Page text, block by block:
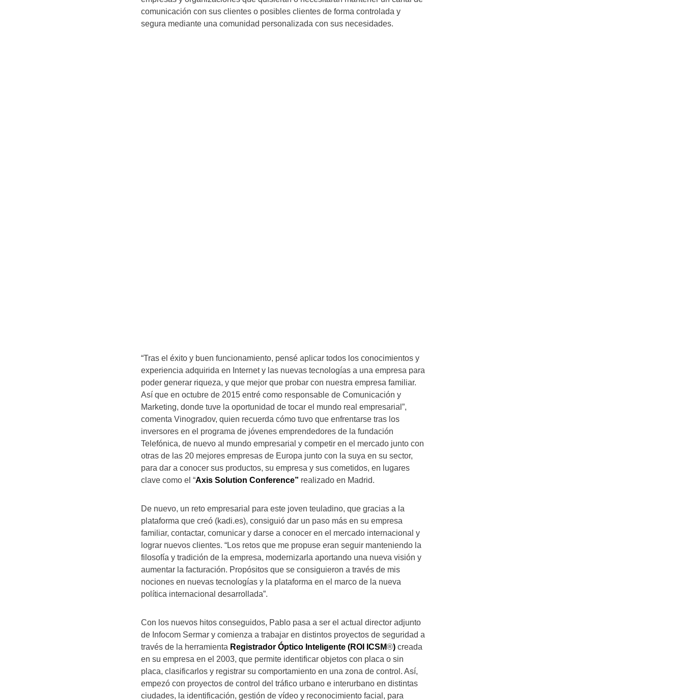
comunicación con sus clientes o posibles clientes de forma controlada y
segura mediante una comunidad personalizada con sus necesidades.
“Tras el éxito y buen funcionamiento, pensé aplicar todos los conocimientos y
experiencia adquirida en Internet y las nuevas tecnologías a una empresa para
poder generar riqueza, y que mejor que probar con nuestra empresa familiar.
Así que en octubre de 2015 entré como responsable de Comunicación y
Marketing, donde tuve la oportunidad de tocar el mundo real empresarial”,
comenta Vinogradov, quien recuerda cómo tuvo que enfrentarse tras los
inversores en el programa de jóvenes emprendedores de la fundación
Telefónica, de nuevo al mundo empresarial y competir en el mercado junto con
otras de las 20 mejores empresas de Europa junto con la suya en su sector,
para dar a conocer sus productos, su empresa y sus cometidos, en lugares
clave como el “Axis Solution Conference” realizado en Madrid.
De nuevo, un reto empresarial para este joven teuladino, que gracias a la
plataforma que creó (kadi.es), consiguió dar un paso más en su empresa
familiar, contactar, comunicar y darse a conocer en el mercado internacional y
lograr nuevos clientes. “Los retos que me propuse eran seguir manteniendo la
filosofía y tradición de la empresa, modernizarla aportando una nueva visión y
aumentar la facturación. Propósitos que se consiguieron a través de mis
nociones en nuevas tecnologías y la plataforma en el marco de la nueva
política internacional desarrollada”.
Con los nuevos hitos conseguidos, Pablo pasa a ser el actual director adjunto
de Infocom Sermar y comienza a trabajar en distintos proyectos de seguridad a
través de la herramienta Registrador Óptico Inteligente (ROI ICSM®) creada
en su empresa en el 2003, que permite identificar objetos con placa o sin
placa, clasificarlos y registrar su comportamiento en una zona de control. Así,
empezó con proyectos de control del tráfico urbano e interurbano en distintas
ciudades, la identificación, gestión de vídeo y reconocimiento facial, para